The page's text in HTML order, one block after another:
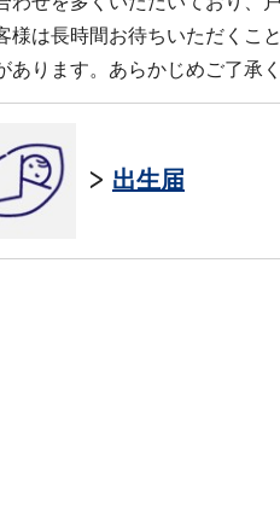
は長時間お待ちいただく
ります。あらかじめご了承く
出生届